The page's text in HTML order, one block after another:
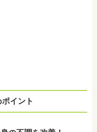
イント